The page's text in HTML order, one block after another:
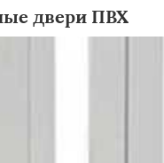
двери ПВХ